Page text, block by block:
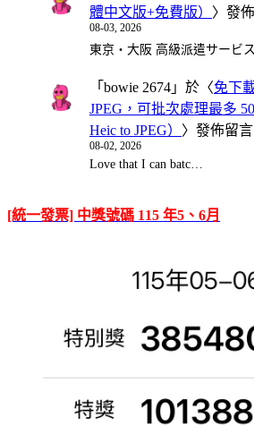
體中文版+免費版） 〉發
08-03, 2026
東京・大阪 高級派遣サービ
「 bowie 2674 」於〈免下
JPEG，可批次處理最多
Heic to JPEG） 〉發佈留言
08-02, 2026
Love that I can batc…
[統一發票] 中獎號碼 115 年5、6月